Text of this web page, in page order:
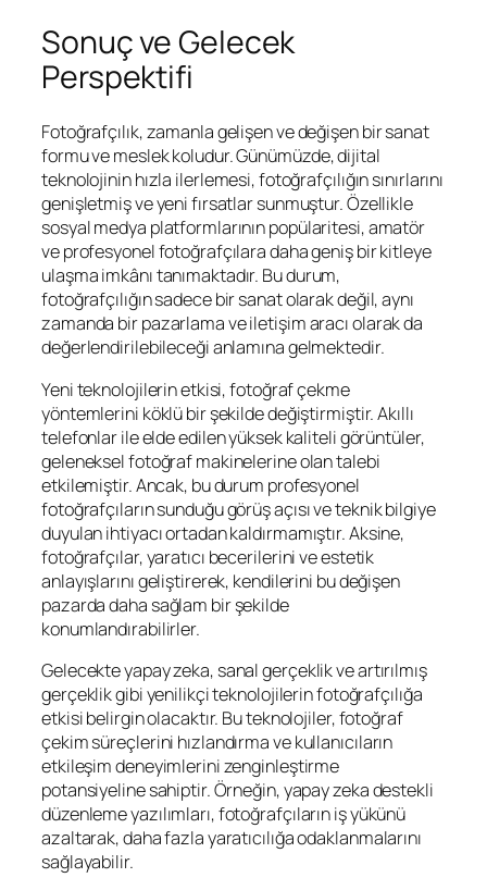
Sonuç ve Gelecek
Perspektifi
Fotoğrafçılık, zamanla gelişen ve değişen bir sanat
formu ve meslek koludur. Günümüzde, dijital
teknolojinin hızla ilerlemesi, fotoğrafçılığın sınırlarını
genişletmiş ve yeni fırsatlar sunmuştur. Özellikle
sosyal medya platformlarının popülaritesi, amatör
ve profesyonel fotoğrafçılara daha geniş bir kitleye
ulaşma imkânı tanımaktadır. Bu durum,
fotoğrafçılığın sadece bir sanat olarak değil, aynı
zamanda bir pazarlama ve iletişim aracı olarak da
değerlendirilebileceği anlamına gelmektedir.
Yeni teknolojilerin etkisi, fotoğraf çekme
yöntemlerini köklü bir şekilde değiştirmiştir. Akıllı
telefonlar ile elde edilen yüksek kaliteli görüntüler,
geleneksel fotoğraf makinelerine olan talebi
etkilemiştir. Ancak, bu durum profesyonel
fotoğrafçıların sunduğu görüş açısı ve teknik bilgiye
duyulan ihtiyacı ortadan kaldırmamıştır. Aksine,
fotoğrafçılar, yaratıcı becerilerini ve estetik
anlayışlarını geliştirerek, kendilerini bu değişen
pazarda daha sağlam bir şekilde
konumlandırabilirler.
Gelecekte yapay zeka, sanal gerçeklik ve artırılmış
gerçeklik gibi yenilikçi teknolojilerin fotoğrafçılığa
etkisi belirgin olacaktır. Bu teknolojiler, fotoğraf
çekim süreçlerini hızlandırma ve kullanıcıların
etkileşim deneyimlerini zenginleştirme
potansiyeline sahiptir. Örneğin, yapay zeka destekli
düzenleme yazılımları, fotoğrafçıların iş yükünü
azaltarak, daha fazla yaratıcılığa odaklanmalarını
sağlayabilir.